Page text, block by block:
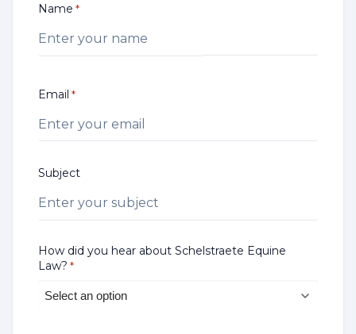
Name *
Email *
Subject
How did you hear about Schelstraete Equine
Law? *